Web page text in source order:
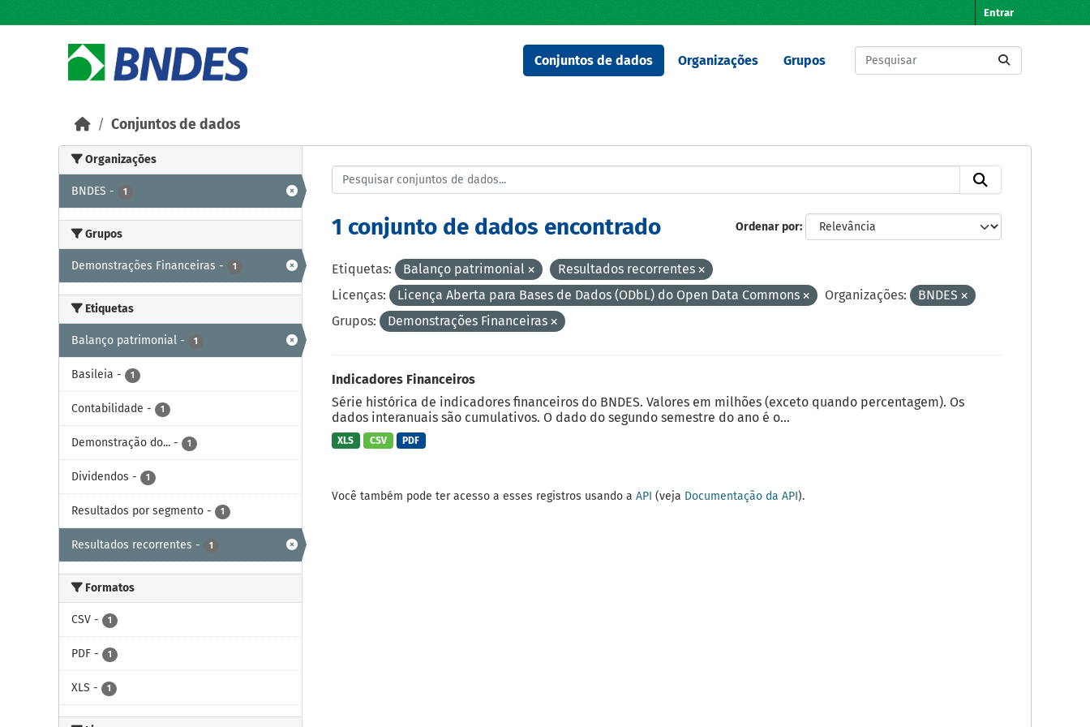
Entrar
Conjuntos de dados Organizações Grupos
Conjuntos de dados
Organizações
BNDES - 1
Grupos
Demonstrações Financeiras - 1
Etiquetas
Balanço patrimonial - 1
Basileia - 1
Contabilidade - 1
Demonstração do... - 1
Dividendos - 1
Resultados por segmento - 1
Resultados recorrentes - 1
Formatos
CSV - 1
PDF - 1
XLS - 1
Ordenar por
1 conjunto de dados encontrado
Etiquetas: Balanço patrimonial
Resultados recorrentes
Licenças:
Licença Aberta para Bases de Dados (ODbL) do Open Data Commons Organizações:
BNDES
Grupos:
Demonstrações Financeiras
Indicadores Financeiros
Série histórica de indicadores financeiros do BNDES. Valores em milhões (exceto quando percentagem). Os
dados interanuais são cumulativos. O dado do segundo semestre do ano é o...
XLS CSV PDF
Você também pode ter acesso a esses registros usando a API (veja Documentação da API).